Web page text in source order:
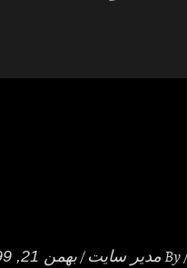
By مدیر سایت بهمن 21, 1399